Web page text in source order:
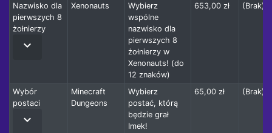
Nazwisko dla
pierwszych 8
żołnierzy
keyboard_arrow_down
Xenonauts
Wybierz
wspólne
nazwisko dla
pierwszych 8
żołnierzy w
Xenonauts! (do
12 znaków)
653,00 zł (Brak)
Wybór
postaci
keyboard_arrow_down
Minecraft
Dungeons
Wybierz
postać, którą
będzie grał
Imek!
65,00 zł (Brak)